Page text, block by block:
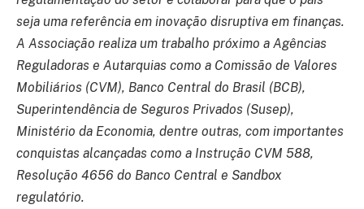
seja uma referência em inovação disruptiva em finanças.
A Associação realiza um trabalho próximo a Agências
Reguladoras e Autarquias como a Comissão de Valores
Mobiliários (CVM), Banco Central do Brasil (BCB),
Superintendência de Seguros Privados (Susep),
Ministério da Economia, dentre outras, com importantes
conquistas alcançadas como a Instrução CVM 588,
Resolução 4656 do Banco Central e Sandbox
regulatório.